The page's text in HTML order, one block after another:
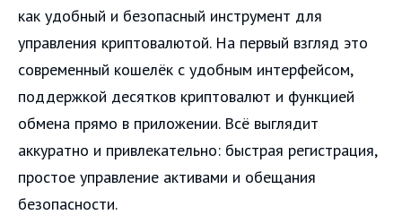
как удобный и безопасный инструмент для
управления криптовалютой. На первый взгляд это
современный кошелёк с удобным интерфейсом,
поддержкой десятков криптовалют и функцией
обмена прямо в приложении. Всё выглядит
аккуратно и привлекательно: быстрая регистрация,
простое управление активами и обещания
безопасности.